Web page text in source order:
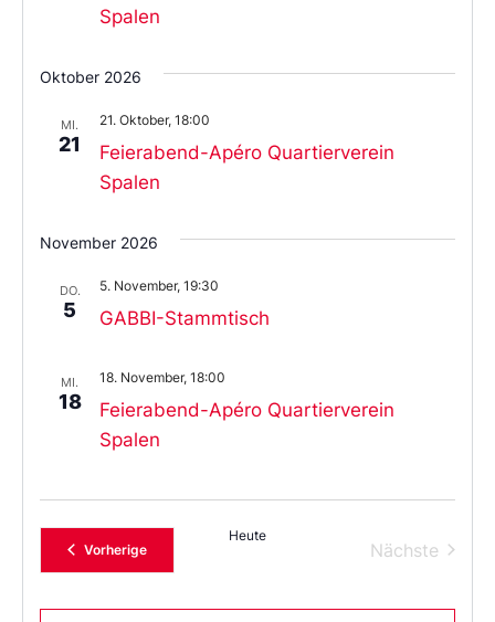
Spalen
Oktober 2026
MI.
21
Feierabend-Apéro Quartierverein
Spalen
21. Oktober, 18:00
November 2026
DO.
5 GABBI-Stammtisch
5. November, 19:30
MI.
18
Feierabend-Apéro Quartierverein
Spalen
18. November, 18:00
VorherigeVeranstaltungen
Heute
Nächste